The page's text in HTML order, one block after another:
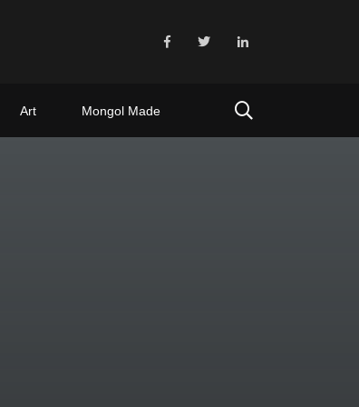
Art Mongol Made